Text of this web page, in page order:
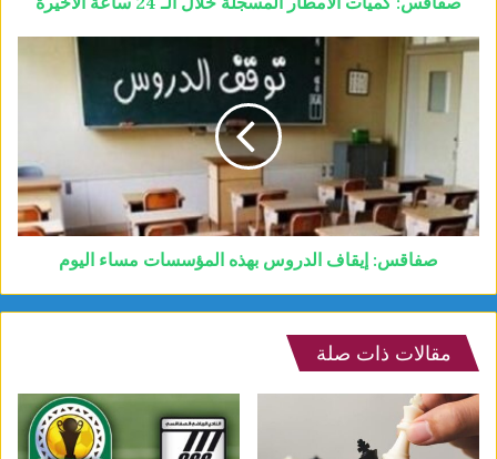
صفاقس: إيقاف الدروس بهذه المؤسسات مساء اليوم
مقالات ذات صلة